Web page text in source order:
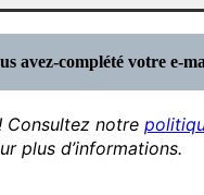
Consultez notre
plus d’informations.